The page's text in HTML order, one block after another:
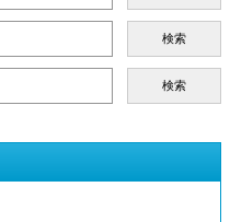
検索
検索